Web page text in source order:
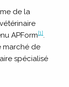
de la
APForm[1].
marché de
spécialisé